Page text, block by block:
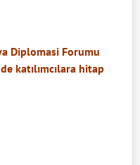
Diplomasi Forumu
katılımcılara hitap